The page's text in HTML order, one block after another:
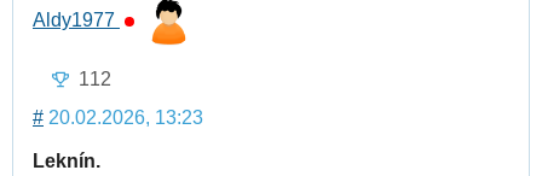
Aldy1977
112
# 20.02.2026, 13:23
Leknín.